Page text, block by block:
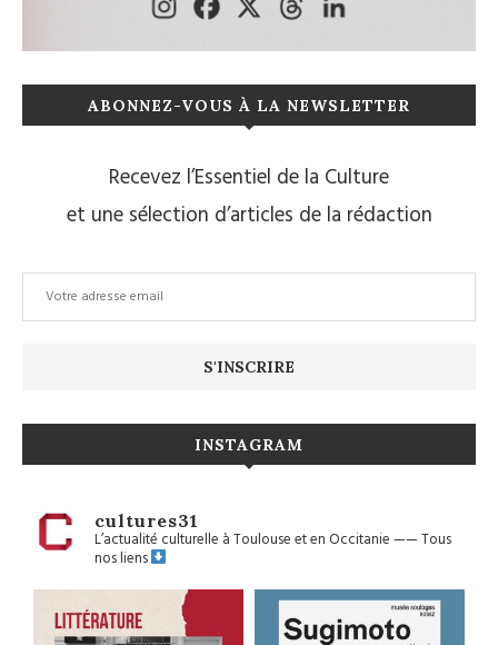
ABONNEZ-VOUS À LA NEWSLETTER
Recevez l’Essentiel de la Culture
et une sélection d’articles de la rédaction
INSTAGRAM
cultures31
L’actualité culturelle à Toulouse et en Occitanie——Tous
nos liens